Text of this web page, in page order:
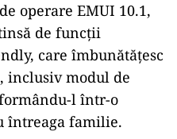
operare EMUI 10.1,
de funcții
care îmbunătățesc
inclusiv modul de
l într-o
întreaga familie.